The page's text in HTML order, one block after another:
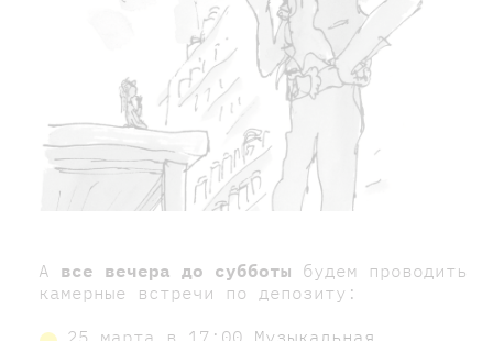
А все вечера до субботы будем проводить
камерные встречи по депозиту:
25 марта в 17:00 Музыкальная